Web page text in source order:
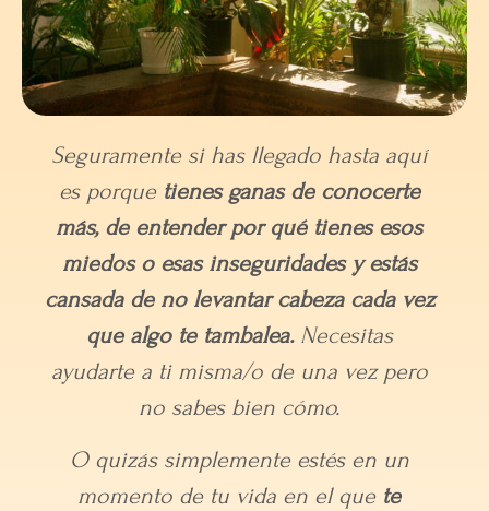
Seguramente si has llegado hasta aquí
es porque tienes ganas de conocerte
más, de entender por qué tienes esos
miedos o esas inseguridades y estás
cansada de no levantar cabeza cada vez
que algo te tambalea. Necesitas
ayudarte a ti misma/o de una vez pero
no sabes bien cómo.
O quizás simplemente estés en un
momento de tu vida en el que te